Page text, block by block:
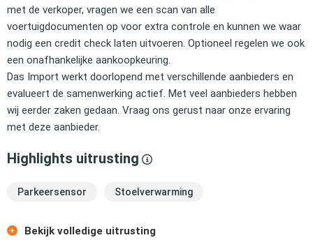
met de verkoper, vragen we een scan van alle
voertuigdocumenten op voor extra controle en kunnen we waar
nodig een credit check laten uitvoeren. Optioneel regelen we ook
een onafhankelijke aankoopkeuring.
Das Import werkt doorlopend met verschillende aanbieders en
evalueert de samenwerking actief. Met veel aanbieders hebben
wij eerder zaken gedaan. Vraag ons gerust naar onze ervaring
met deze aanbieder.
Highlights uitrusting
Parkeersensor Stoelverwarming
Bekijk volledige uitrusting